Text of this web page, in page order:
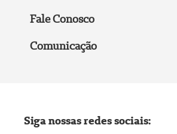
Fale Conosco
Comunicação
Siga nossas redes sociais: